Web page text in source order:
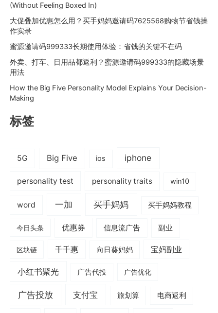
(Without Feeling Boxed In)
大促叠加优惠怎么用？买手妈妈邀请码7625568购物节省钱操
作实录
蜜源邀请码999333长期使用体验：省钱的关键不在码
外卖、打车、日用品都返利？蜜源邀请码999333的隐藏场景
用法
How the Big Five Personality Model Explains Your Decision-
Making
标签
5G Big Five ios iphone
personality test personality traits win10
word 一加 买手妈妈 买手妈妈教程
今日头条 优惠券 信息流广告 副业
区块链 千千惠 向日葵妈妈 宝妈副业
小红书聚光 广告代投 广告优化
广告投放 支付宝 旅划算 电商返利